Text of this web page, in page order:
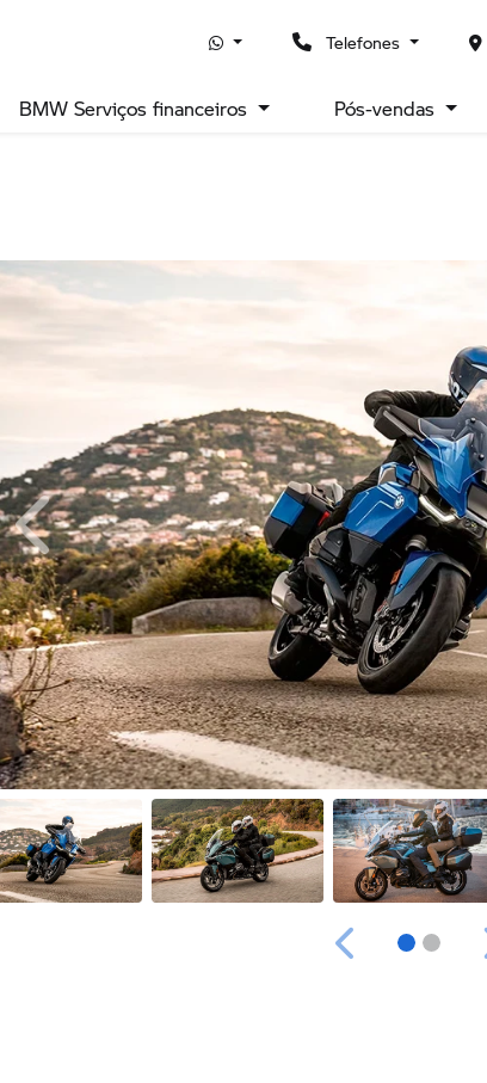
Telefones
BMW Serviços financeiros Pós-vendas
Anterior
Anterior